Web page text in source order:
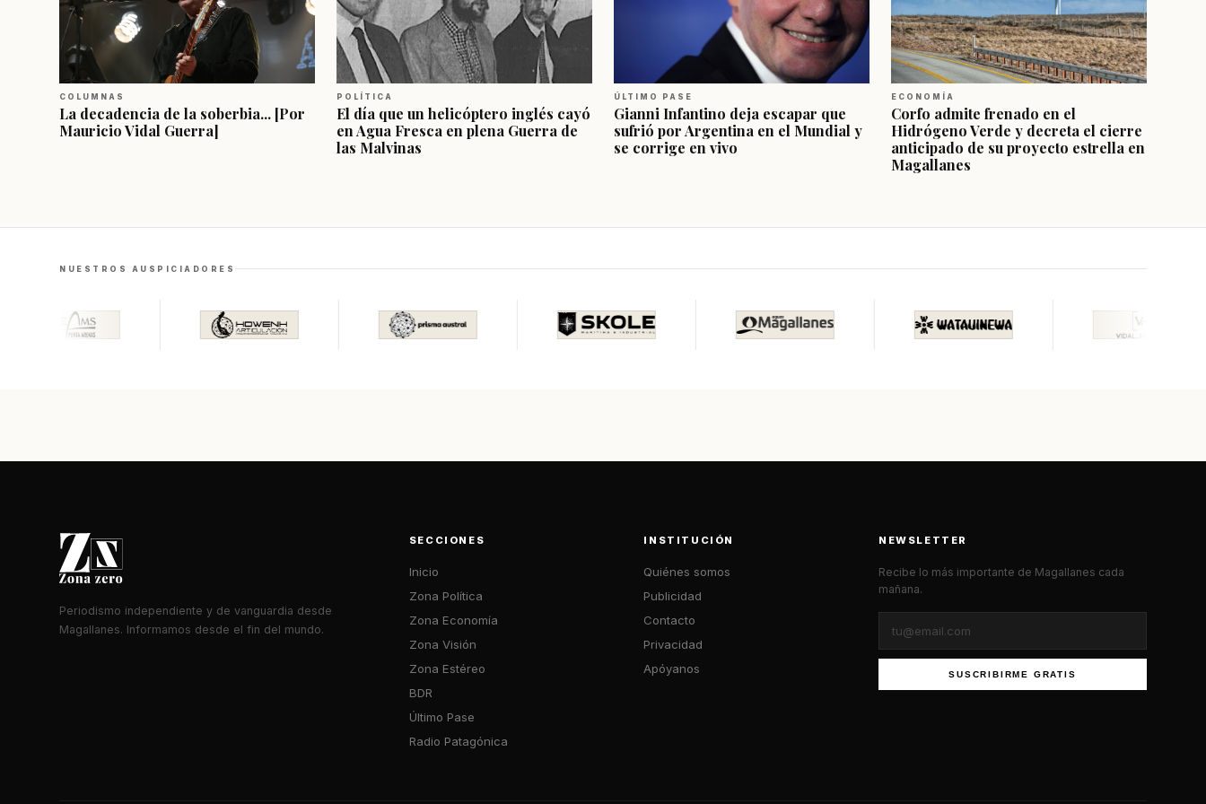
COLUMNAS
La decadencia de la soberbia... [Por
Mauricio Vidal Guerra]
POLÍTICA
El día que un helicóptero inglés cayó
en Agua Fresca en plena Guerra de
las Malvinas
ÚLTIMO PASE
Gianni Infantino deja escapar que
sufrió por Argentina en el Mundial y
se corrige en vivo
ECONOMÍA
Corfo admite frenado en el
Hidrógeno Verde y decreta el cierre
anticipado de su proyecto estrella en
Magallanes
NUESTROS AUSPICIADORES
Periodismo independiente y de vanguardia desde
Magallanes. Informamos desde el fin del mundo.
SECCIONES
Inicio
Zona Política
Zona Economía
Zona Visión
Zona Estéreo
BDR
Último Pase
Radio Patagónica
INSTITUCIÓN
Quiénes somos
Publicidad
Contacto
Privacidad
Apóyanos
NEWSLETTER
Recibe lo más importante de Magallanes cada
mañana.
SUSCRIBIRME GRATIS